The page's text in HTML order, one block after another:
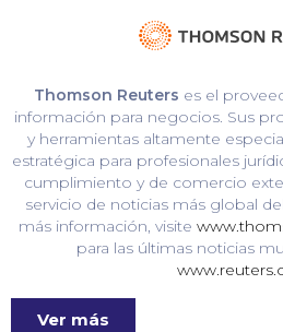
Thomson Reuters es el
información para negocios. Sus
y herramientas altamente
estratégica para profesionales
cumplimiento y de comercio
servicio de noticias más global
más información, visite
para las últimas noticias
Ver más